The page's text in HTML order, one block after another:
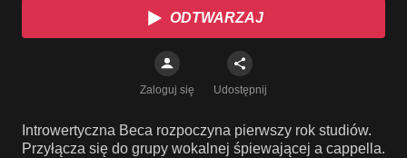
ODTWARZAJ
Zaloguj się Udostępnij
Introwertyczna Beca rozpoczyna pierwszy rok studiów.
Przyłącza się do grupy wokalnej śpiewającej a cappella.